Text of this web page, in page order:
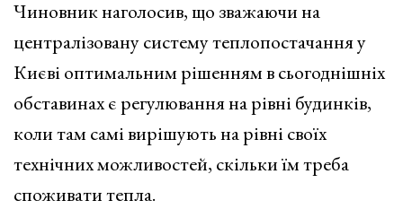
Чиновник наголосив, що зважаючи на
централізовану систему теплопостачання у
Києві оптимальним рішенням в сьогоднішніх
обставинах є регулювання на рівні будинків,
коли там самі вирішують на рівні своїх
технічних можливостей, скільки їм треба
споживати тепла.